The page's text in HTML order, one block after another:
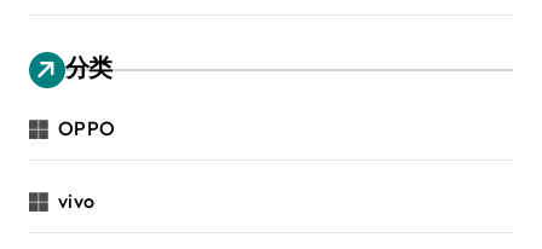
分类
OPPO
vivo